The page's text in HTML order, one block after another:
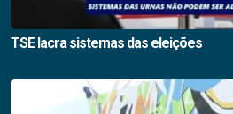
TSE lacra sistemas das eleições